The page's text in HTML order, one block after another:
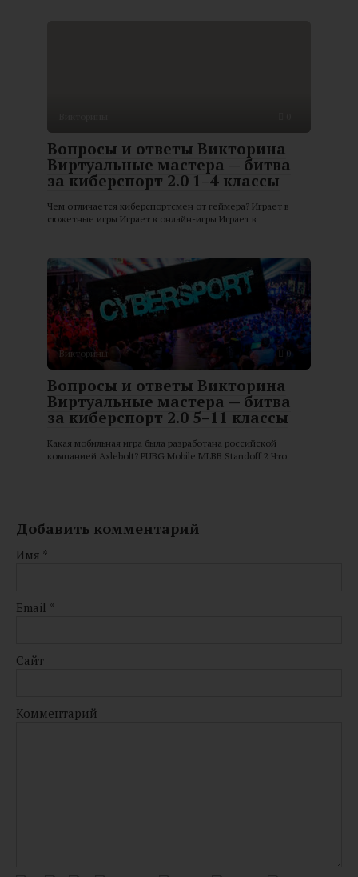
Вопросы и ответы Викторина
Виртуальные мастера — битва
за киберспорт 2.0 1–4 классы
Чем отличается киберспортсмен от геймера? Играет в
сюжетные игры Играет в онлайн-игры Играет в
Викторины 0
Вопросы и ответы Викторина
Виртуальные мастера — битва
за киберспорт 2.0 5–11 классы
Какая мобильная игра была разработана российской
компанией Axlebolt? PUBG Mobile MLBB Standoff 2 Что
Добавить комментарий
Имя *
Email *
Сайт
Комментарий